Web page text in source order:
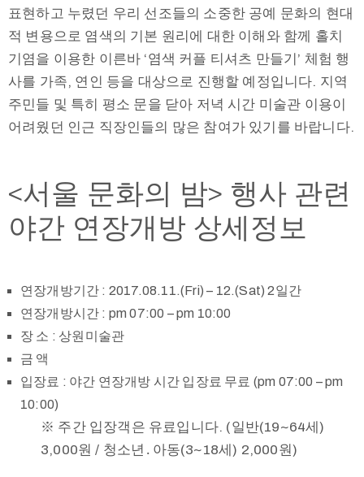
표현하고 누렸던 우리 선조들의 소중한 공예 문화의 현대
적 변용으로 염색의 기본 원리에 대한 이해와 함께 홀치
기염을 이용한 이른바 ‘염색 커플 티셔츠 만들기’ 체험 행
사를 가족, 연인 등을 대상으로 진행할 예정입니다. 지역
주민들 및 특히 평소 문을 닫아 저녁 시간 미술관 이용이
어려웠던 인근 직장인들의 많은 참여가 있기를 바랍니다.
<서울 문화의 밤> 행사 관련
야간 연장개방 상세정보
연장개방기간 : 2017.08.11.(Fri) – 12.(Sat) 2일간
연장개방시간 : pm 07:00 – pm 10:00
장 소 : 상원미술관
금 액
입장료 : 야간 연장개방 시간 입장료 무료 (pm 07:00 – pm
10:00)
※ 주간 입장객은 유료입니다. (일반(19~64세)
3,000원 / 청소년․아동(3~18세) 2,000원)